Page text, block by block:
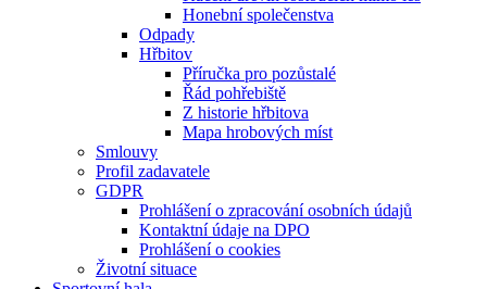
Honební společenstva
Odpady
Hřbitov
Příručka pro pozůstalé
Řád pohřebiště
Z historie hřbitova
Mapa hrobových míst
Smlouvy
Profil zadavatele
GDPR
Prohlášení o zpracování osobních údajů
Kontaktní údaje na DPO
Prohlášení o cookies
Životní situace